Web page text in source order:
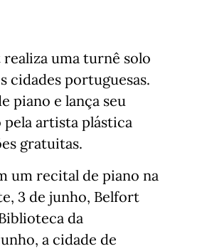
uma turnê solo
cidades portuguesas.
piano e lança seu
pela artista plástica
gratuitas.
um recital de piano na
3 de junho, Belfort
da
a cidade de